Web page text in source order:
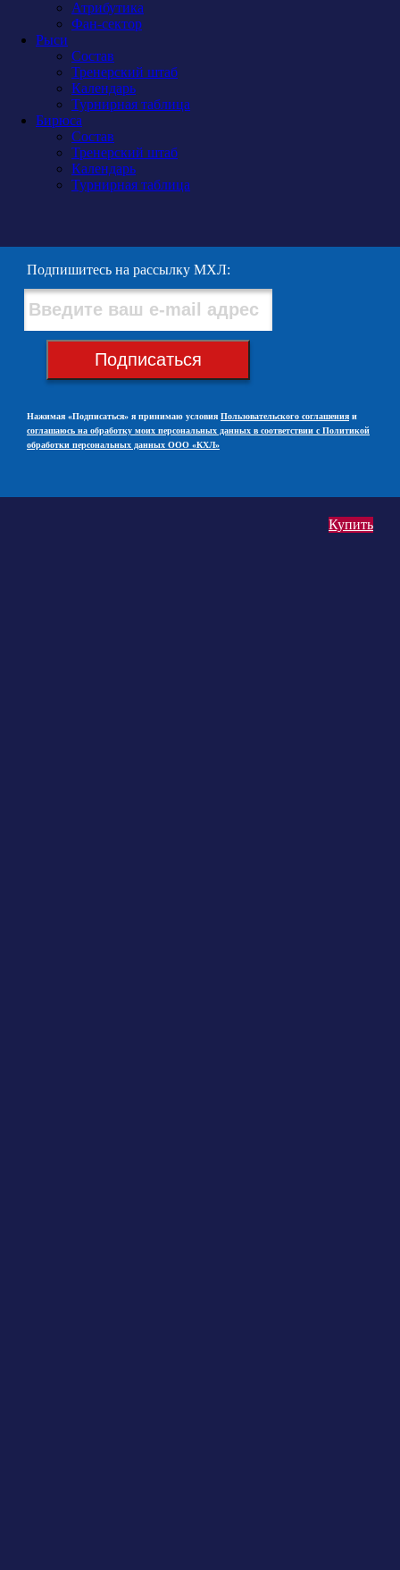
Купить
Атрибутика
Фан-сектор
Рыси
Состав
Тренерский штаб
Календарь
Турнирная таблица
Бирюса
Состав
Тренерский штаб
Календарь
Турнирная таблица
Подпишитесь на рассылку МХЛ:
Подписаться
Нажимая «Подписаться» я принимаю условия Пользовательского соглашения и
соглашаюсь на обработку моих персональных данных в соответствии с Политикой
обработки персональных данных ООО «КХЛ»